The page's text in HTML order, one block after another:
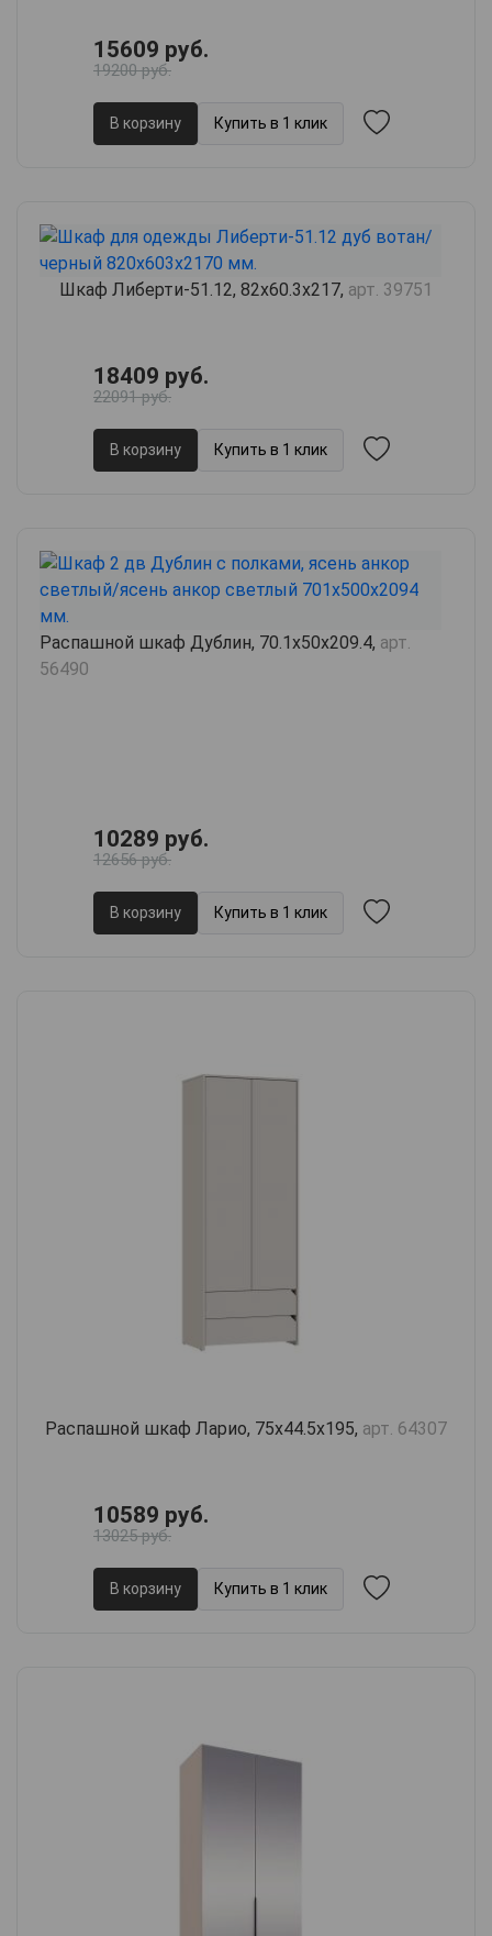
15609 руб.
19200 руб.
В корзину Купить в 1 клик
Шкаф Либерти-51.12, 82х60.3х217, арт. 39751
18409 руб.
22091 руб.
В корзину Купить в 1 клик
Распашной шкаф Дублин, 70.1х50х209.4, арт.
56490
10289 руб.
12656 руб.
В корзину Купить в 1 клик
Распашной шкаф Ларио, 75х44.5х195, арт. 64307
10589 руб.
13025 руб.
В корзину Купить в 1 клик